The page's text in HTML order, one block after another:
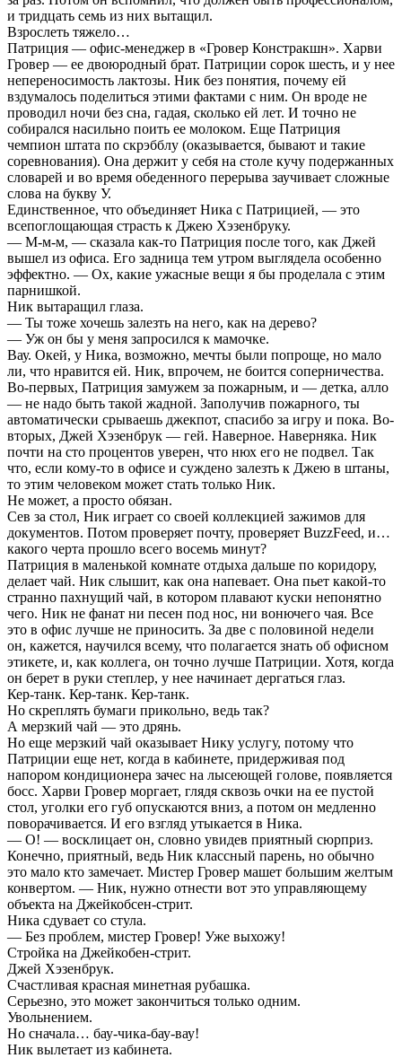
и тридцать семь из них вытащил.
Взрослеть тяжело…
Патриция — офис-менеджер в «Гровер Констракшн». Харви
Гровер — ее двоюродный брат. Патриции сорок шесть, и у нее
непереносимость лактозы. Ник без понятия, почему ей
вздумалось поделиться этими фактами с ним. Он вроде не
проводил ночи без сна, гадая, сколько ей лет. И точно не
собирался насильно поить ее молоком. Еще Патриция
чемпион штата по скрэбблу (оказывается, бывают и такие
соревнования). Она держит у себя на столе кучу подержанных
словарей и во время обеденного перерыва заучивает сложные
слова на букву У.
Единственное, что объединяет Ника с Патрицией, — это
всепоглощающая страсть к Джею Хэзенбруку.
— М-м-м, — сказала как-то Патриция после того, как Джей
вышел из офиса. Его задница тем утром выглядела особенно
эффектно. — Ох, какие ужасные вещи я бы проделала с этим
парнишкой.
Ник вытаращил глаза.
— Ты тоже хочешь залезть на него, как на дерево?
— Уж он бы у меня запросился к мамочке.
Вау. Окей, у Ника, возможно, мечты были попроще, но мало
ли, что нравится ей. Ник, впрочем, не боится соперничества.
Во-первых, Патриция замужем за пожарным, и — детка, алло
— не надо быть такой жадной. Заполучив пожарного, ты
автоматически срываешь джекпот, спасибо за игру и пока. Во-
вторых, Джей Хэзенбрук — гей. Наверное. Наверняка. Ник
почти на сто процентов уверен, что нюх его не подвел. Так
что, если кому-то в офисе и суждено залезть к Джею в штаны,
то этим человеком может стать только Ник.
Не может, а просто обязан.
Сев за стол, Ник играет со своей коллекцией зажимов для
документов. Потом проверяет почту, проверяет BuzzFeed, и…
какого черта прошло всего восемь минут?
Патриция в маленькой комнате отдыха дальше по коридору,
делает чай. Ник слышит, как она напевает. Она пьет какой-то
странно пахнущий чай, в котором плавают куски непонятно
чего. Ник не фанат ни песен под нос, ни вонючего чая. Все
это в офис лучше не приносить. За две с половиной недели
он, кажется, научился всему, что полагается знать об офисном
этикете, и, как коллега, он точно лучше Патриции. Хотя, когда
он берет в руки степлер, у нее начинает дергаться глаз.
Кер-танк. Кер-танк. Кер-танк.
Но скреплять бумаги прикольно, ведь так?
А мерзкий чай — это дрянь.
Но еще мерзкий чай оказывает Нику услугу, потому что
Патриции еще нет, когда в кабинете, придерживая под
напором кондиционера зачес на лысеющей голове, появляется
босс. Харви Гровер моргает, глядя сквозь очки на ее пустой
стол, уголки его губ опускаются вниз, а потом он медленно
поворачивается. И его взгляд утыкается в Ника.
— О! — восклицает он, словно увидев приятный сюрприз.
Конечно, приятный, ведь Ник классный парень, но обычно
это мало кто замечает. Мистер Гровер машет большим желтым
конвертом. — Ник, нужно отнести вот это управляющему
объекта на Джейкобсен-стрит.
Ника сдувает со стула.
— Без проблем, мистер Гровер! Уже выхожу!
Стройка на Джейкобен-стрит.
Джей Хэзенбрук.
Счастливая красная минетная рубашка.
Серьезно, это может закончиться только одним.
Увольнением.
Но сначала… бау-чика-бау-вау!
Ник вылетает из кабинета.